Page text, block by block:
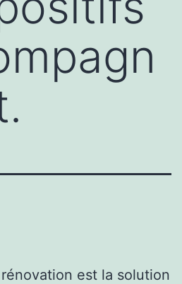
est la solution